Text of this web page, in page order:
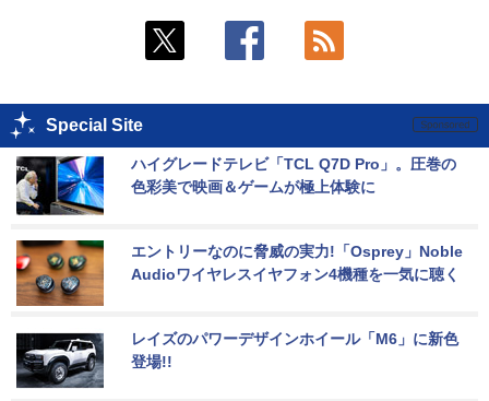
Special Site
ハイグレードテレビ「TCL Q7D Pro」。圧巻の
色彩美で映画＆ゲームが極上体験に
エントリーなのに脅威の実力!「Osprey」Noble
Audioワイヤレスイヤフォン4機種を一気に聴く
レイズのパワーデザインホイール「M6」に新色
登場!!